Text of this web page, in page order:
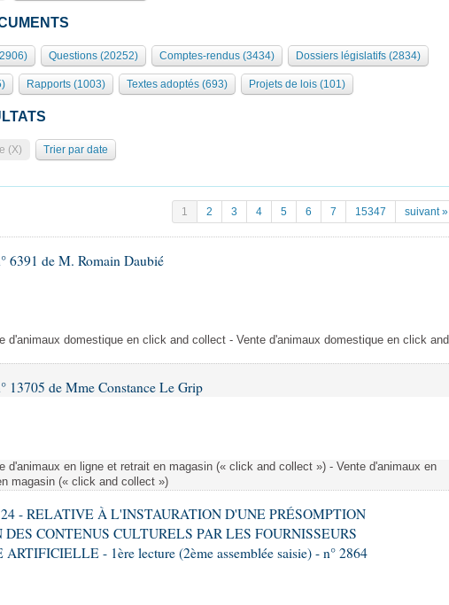
Questions (20252) Comptes-rendus (3434) Dossiers législatifs (2834)
Rapports (1003) Textes adoptés (693) Projets de lois (101)
(X) Trier par date
1 2 3 4 5 6 7 15347 suivant »
6391 de M. Romain Daubié
d'animaux domestique en click and collect - Vente d'animaux domestique en click and
13705 de Mme Constance Le Grip
d'animaux en ligne et retrait en magasin (« click and collect ») - Vente d'animaux en
magasin (« click and collect »)
24 - RELATIVE À L'INSTAURATION D'UNE PRÉSOMPTION
CONTENUS CULTURELS PAR LES FOURNISSEURS
- 1ère lecture (2ème assemblée saisie) - n° 2864